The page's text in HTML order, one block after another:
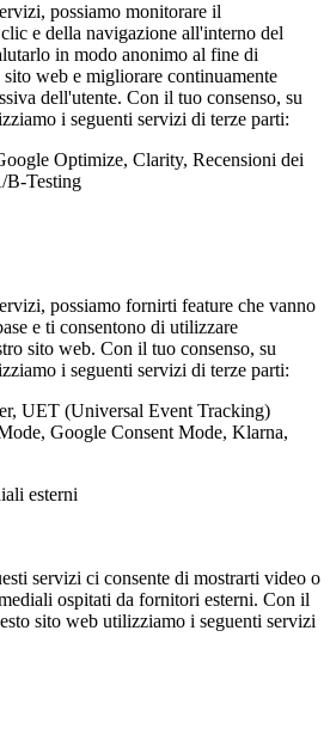
possiamo monitorare il
e della navigazione all'interno del
in modo anonimo al fine di
web e migliorare continuamente
dell'utente. Con il tuo consenso, su
i seguenti servizi di terze parti:
Optimize, Clarity, Recensioni dei
B-Testing
possiamo fornirti feature che vanno
e ti consentono di utilizzare
sito web. Con il tuo consenso, su
i seguenti servizi di terze parti:
UET (Universal Event Tracking)
Google Consent Mode, Klarna,
esterni
servizi ci consente di mostrarti video o
ospitati da fornitori esterni. Con il
sito web utilizziamo i seguenti servizi